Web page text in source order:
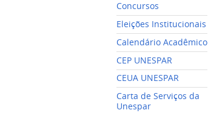
Concursos
Eleições Institucionais
Calendário Acadêmico
CEP UNESPAR
CEUA UNESPAR
Carta de Serviços da
Unespar